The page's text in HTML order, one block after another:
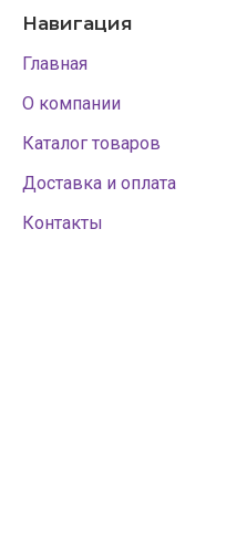
Навигация
Главная
О компании
Каталог товаров
Доставка и оплата
Контакты